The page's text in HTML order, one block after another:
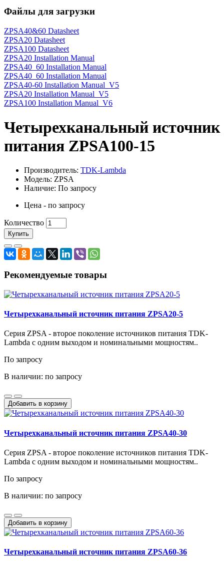
Файлы для загрузки
ZPSA40&60 Datasheet
ZPSA20 Datasheet
ZPSA100 Datasheet
ZPSA20 Installation Manual
ZPSA40_60 Installation Manual
ZPSA40_60 Installation Manual
ZPSA40-60 Installation Manual_V5
ZPSA20 Installation Manual_V5
ZPSA100 Installation Manual_V6
Четырехканальный источник
питания ZPSA100-15
Производитель: TDK-Lambda
Модель: ZPSA
Наличие: По запросу
Цена - по запросу
Количество
Купить
Рекомендуемые товары
Четырехканальный источник питания ZPSA20-5
Серия ZPSA - второе поколение источников питания TDK-
Lambda с одним выходом и номинальными мощностям..
По запросу
В наличии: по запросу
Добавить в корзину
Четырехканальный источник питания ZPSA40-30
Серия ZPSA - второе поколение источников питания TDK-
Lambda с одним выходом и номинальными мощностям..
По запросу
В наличии: по запросу
Добавить в корзину
Четырехканальный источник питания ZPSA60-36